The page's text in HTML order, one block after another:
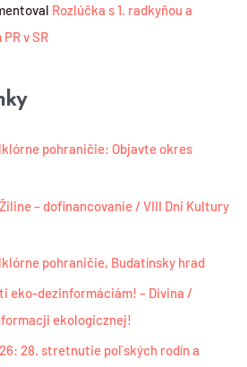
Rozlúčka s 1. radkyňou a
v SR
pohraničie: Objavte okres
– dofinancovanie / VIII Dni Kultury
pohraničie, Budatínsky hrad
eko-dezinformáciám! – Divina /
ekologicznej!
28. stretnutie poľských rodín a